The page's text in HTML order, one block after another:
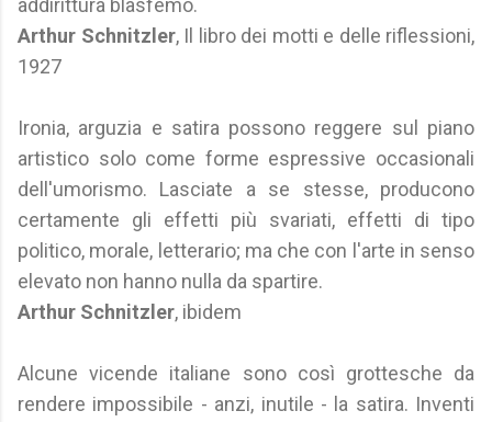
addirittura blasfemo.
Arthur Schnitzler, Il libro dei motti e delle riflessioni,
1927
Ironia, arguzia e satira possono reggere sul piano
artistico solo come forme espressive occasionali
dell'umorismo. Lasciate a se stesse, producono
certamente gli effetti più svariati, effetti di tipo
politico, morale, letterario; ma che con l'arte in senso
elevato non hanno nulla da spartire.
Arthur Schnitzler, ibidem
Alcune vicende italiane sono così grottesche da
rendere impossibile - anzi, inutile - la satira. Inventi